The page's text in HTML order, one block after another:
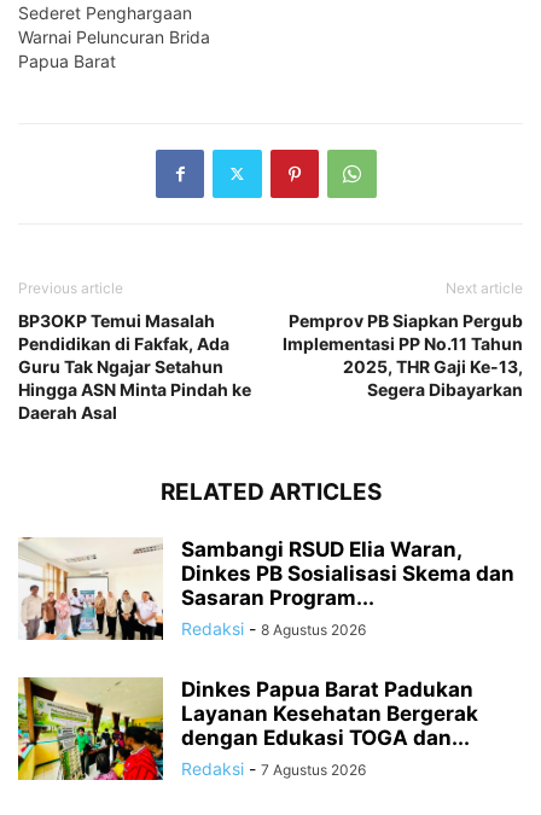
Sederet Penghargaan
Warnai Peluncuran Brida
Papua Barat
Previous article
BP3OKP Temui Masalah
Pendidikan di Fakfak, Ada
Guru Tak Ngajar Setahun
Hingga ASN Minta Pindah ke
Daerah Asal
Next article
Pemprov PB Siapkan Pergub
Implementasi PP No.11 Tahun
2025, THR Gaji Ke-13,
Segera Dibayarkan
RELATED ARTICLES
Sambangi RSUD Elia Waran,
Dinkes PB Sosialisasi Skema dan
Sasaran Program...
Redaksi - 8 Agustus 2026
Dinkes Papua Barat Padukan
Layanan Kesehatan Bergerak
dengan Edukasi TOGA dan...
Redaksi - 7 Agustus 2026